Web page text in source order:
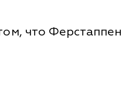
что Ферстаппен